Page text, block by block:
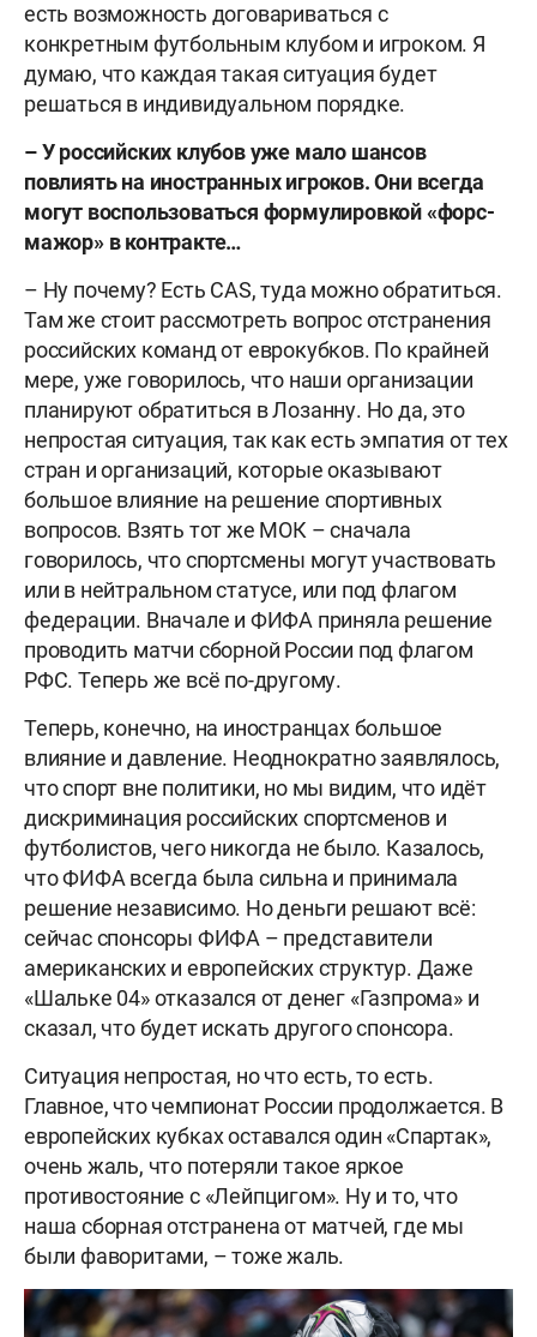
есть возможность договариваться с
конкретным футбольным клубом и игроком. Я
думаю, что каждая такая ситуация будет
решаться в индивидуальном порядке.
– У российских клубов уже мало шансов
повлиять на иностранных игроков. Они всегда
могут воспользоваться формулировкой «форс-
мажор» в контракте…
– Ну почему? Есть CAS, туда можно обратиться.
Там же стоит рассмотреть вопрос отстранения
российских команд от еврокубков. По крайней
мере, уже говорилось, что наши организации
планируют обратиться в Лозанну. Но да, это
непростая ситуация, так как есть эмпатия от тех
стран и организаций, которые оказывают
большое влияние на решение спортивных
вопросов. Взять тот же МОК – сначала
говорилось, что спортсмены могут участвовать
или в нейтральном статусе, или под флагом
федерации. Вначале и ФИФА приняла решение
проводить матчи сборной России под флагом
РФС. Теперь же всё по-другому.
Теперь, конечно, на иностранцах большое
влияние и давление. Неоднократно заявлялось,
что спорт вне политики, но мы видим, что идёт
дискриминация российских спортсменов и
футболистов, чего никогда не было. Казалось,
что ФИФА всегда была сильна и принимала
решение независимо. Но деньги решают всё:
сейчас спонсоры ФИФА – представители
американских и европейских структур. Даже
«Шальке 04» отказался от денег «Газпрома» и
сказал, что будет искать другого спонсора.
Ситуация непростая, но что есть, то есть.
Главное, что чемпионат России продолжается. В
европейских кубках оставался один «Спартак»,
очень жаль, что потеряли такое яркое
противостояние с «Лейпцигом». Ну и то, что
наша сборная отстранена от матчей, где мы
были фаворитами, – тоже жаль.